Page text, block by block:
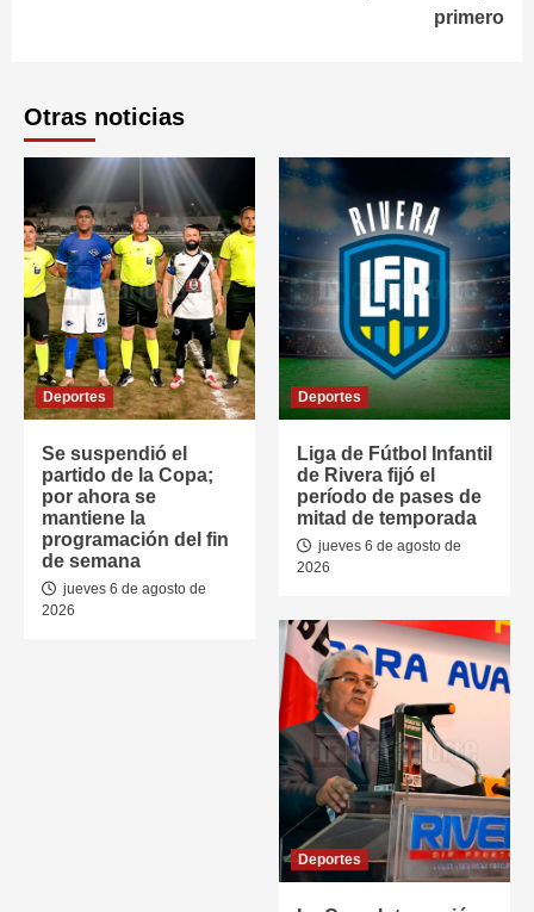
primero
Otras noticias
Deportes
Se suspendió el
partido de la Copa;
por ahora se
mantiene la
programación del fin
de semana
jueves 6 de agosto de
2026
Deportes
Liga de Fútbol Infantil
de Rivera fijó el
período de pases de
mitad de temporada
jueves 6 de agosto de
2026
Deportes